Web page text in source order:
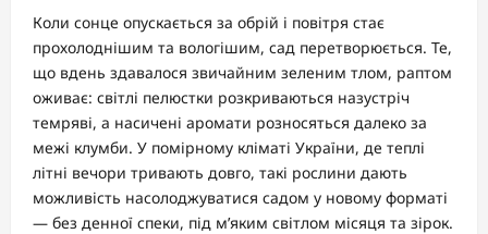
Коли сонце опускається за обрій і повітря стає
прохолоднішим та вологішим, сад перетворюється. Те,
що вдень здавалося звичайним зеленим тлом, раптом
оживає: світлі пелюстки розкриваються назустріч
темряві, а насичені аромати розносяться далеко за
межі клумби. У помірному кліматі України, де теплі
літні вечори тривають довго, такі рослини дають
можливість насолоджуватися садом у новому форматі
— без денної спеки, під м’яким світлом місяця та зірок.